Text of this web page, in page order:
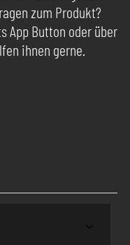
zum Produkt?
App Button oder über
ihnen gerne.